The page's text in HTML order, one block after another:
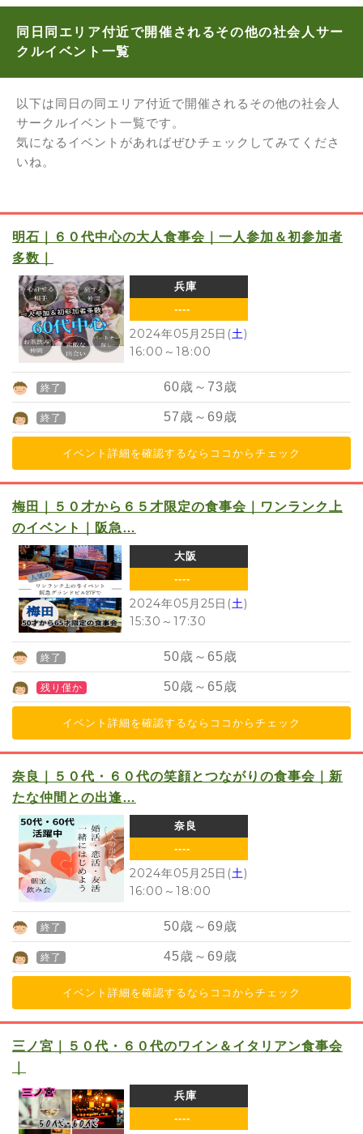
同日同エリア付近で開催されるその他の社会人サー
クルイベント一覧
以下は同日の同エリア付近で開催されるその他の社会人
サークルイベント一覧です。
気になるイベントがあればぜひチェックしてみてくださ
いね。
明石｜６０代中心の大人食事会｜一人参加＆初参加者
多数｜
兵庫
----
2024年05月25日(土)
16:00 ～ 18:00
終了 60歳～73歳
終了 57歳～69歳
イベント詳細を確認するならココからチェック
梅田｜５０才から６５才限定の食事会｜ワンランク上
のイベント｜阪急…
大阪
----
2024年05月25日(土)
15:30 ～ 17:30
終了 50歳～65歳
残り僅か 50歳～65歳
イベント詳細を確認するならココからチェック
奈良｜５０代・６０代の笑顔とつながりの食事会｜新
たな仲間との出逢…
奈良
----
2024年05月25日(土)
16:00 ～ 18:00
終了 50歳～69歳
終了 45歳～69歳
イベント詳細を確認するならココからチェック
三ノ宮｜５０代・６０代のワイン＆イタリアン食事会
兵庫
----